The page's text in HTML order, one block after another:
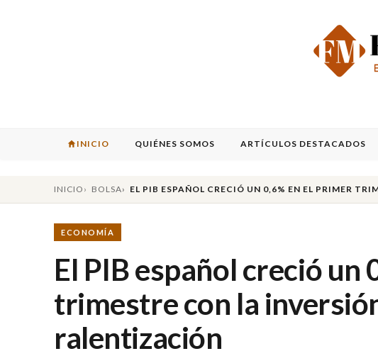
INICIO QUIÉNES SOMOS ARTÍCULOS DESTACADOS
INICIO BOLSA EL PIB ESPAÑOL CRECIÓ UN 0,6% EN EL PRIMER
ECONOMÍA
El PIB español creció un
trimestre con la
ralentización